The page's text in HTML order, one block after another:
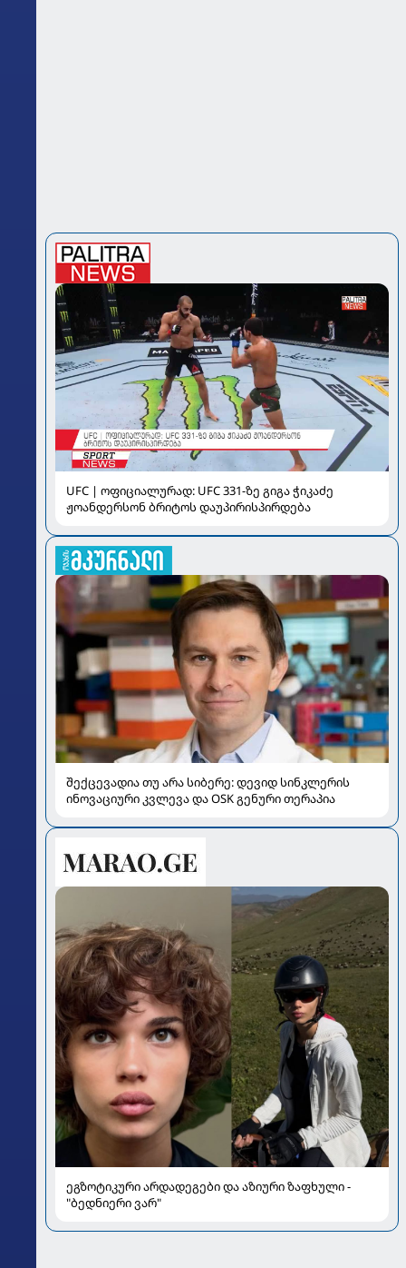
UFC | ოფიციალურად: UFC 331-ზე გიგა ჭიკაძე
ჟოანდერსონ ბრიტოს დაუპირისპირდება
შექცევადია თუ არა სიბერე: დევიდ სინკლერის
ინოვაციური კვლევა და OSK გენური თერაპია
ეგზოტიკური არდადეგები და აზიური ზაფხული -
"ბედნიერი ვარ"